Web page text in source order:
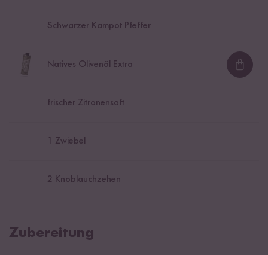
Schwarzer Kampot Pfeffer
Natives Olivenöl Extra
frischer Zitronensaft
1 Zwiebel
2 Knoblauchzehen
Zubereitung